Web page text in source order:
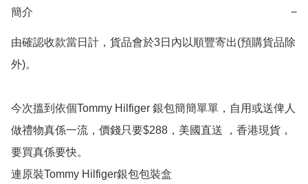
簡介 −
由確認收款當日計，貨品會於3日內以順豐寄出(預購貨品除
外)。
今次搵到依個Tommy Hilfiger 銀包簡簡單單，自用或送俾人
做禮物真係一流，價錢只要$288，美國直送 ，香港現貨，
要買真係要快。
連原裝Tommy Hilfiger銀包包裝盒